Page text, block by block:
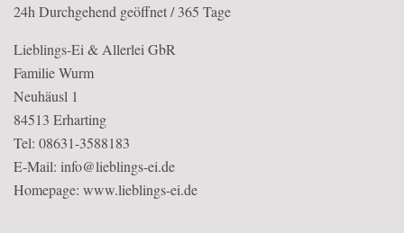
24h Durchgehend geöffnet / 365 Tage
Lieblings-Ei & Allerlei GbR
Familie Wurm
Neuhäusl 1
84513 Erharting
Tel: 08631-3588183
E-Mail: info@lieblings-ei.de
Homepage: www.lieblings-ei.de